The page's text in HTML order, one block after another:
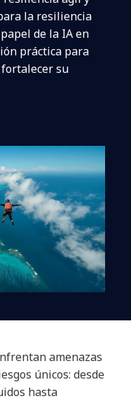
la resiliencia
de la IA en
práctica para
su
amenazas
únicos: desde
hasta